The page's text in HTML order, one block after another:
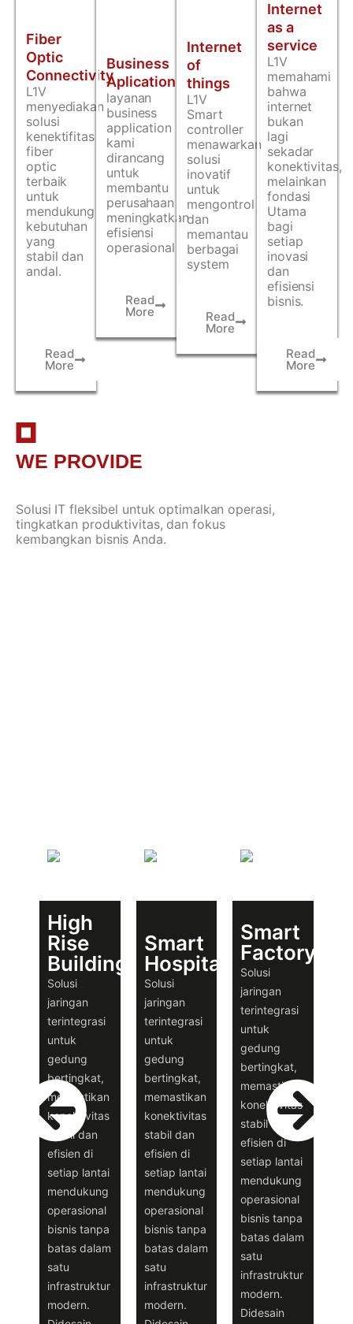
Fiber
Optic
Connectivity
L1V
menyediakan
solusi
kenektifitas
fiber
optic
terbaik
untuk
mendukung
kebutuhan
yang
stabil dan
andal.
Read
More
Business
Aplication
layanan
business
application
kami
dirancang
untuk
membantu
perusahaan
meningkatkan
efisiensi
operasional
Read
More
Internet
of
things
L1V
Smart
controller
menawarkan
solusi
inovatif
untuk
mengontrol
dan
memantau
berbagai
system
Read
More
Internet
as a
service
L1V
memahami
bahwa
internet
bukan
lagi
sekadar
konektivitas,
melainkan
fondasi
Utama
bagi
setiap
inovasi
dan
efisiensi
bisnis.
Read
More
WE PROVIDE
Solusi IT fleksibel untuk optimalkan operasi,
tingkatkan produktivitas, dan fokus
kembangkan bisnis Anda.
High
Rise
Building
Solusi
jaringan
terintegrasi
untuk
gedung
bertingkat,
memastikan
konektivitas
stabil dan
efisien di
setiap lantai
mendukung
operasional
bisnis tanpa
batas dalam
satu
infrastruktur
modern.
Smart
Hospital
Solusi
jaringan
terintegrasi
untuk
gedung
bertingkat,
memastikan
konektivitas
stabil dan
efisien di
setiap lantai
mendukung
operasional
bisnis tanpa
batas dalam
satu
infrastruktur
modern.
Smart
Factory
Solusi
jaringan
terintegrasi
untuk
gedung
bertingkat,
memastikan
konektivitas
stabil dan
efisien di
setiap lantai
mendukung
operasional
bisnis tanpa
batas dalam
satu
infrastruktur
modern.
Didesain